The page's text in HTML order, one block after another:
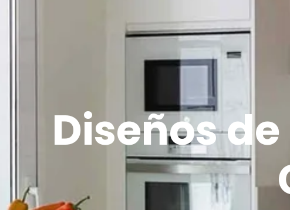
Diseños